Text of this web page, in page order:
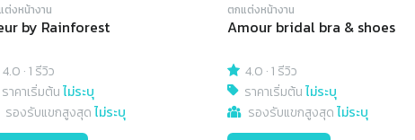
ต่งหน้างาน
by Rainforest
4.0 ·1 รีวิว
ราคาเริ่มต้นไม่ระบุ
รองรับแขกสูงสุดไม่ระบุ
ตกแต่งหน้างาน
Amour bridal bra & shoes
4.0 ·1 รีวิว
ราคาเริ่มต้นไม่ระบุ
รองรับแขกสูงสุดไม่ระบุ